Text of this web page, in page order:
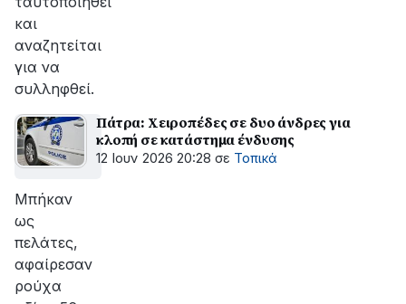
και
αναζητείται
για να
συλληφθεί.
Πάτρα: Χειροπέδες σε δυο άνδρες για
κλοπή σε κατάστημα ένδυσης
12 Ιουν 2026 20:28 σε Τοπικά
Μπήκαν
ως
πελάτες,
αφαίρεσαν
ρούχα